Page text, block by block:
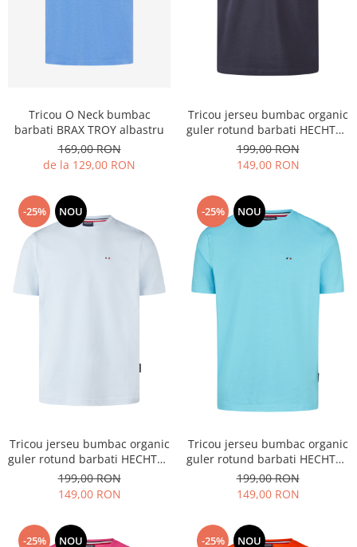
Tricou O Neck bumbac
barbati BRAX TROY albastru
169,00 RON
de la 129,00 RON
Tricou jerseu bumbac organic
guler rotund barbati HECHTER
bleumarin
199,00 RON
149,00 RON
-25% NOU
Tricou jerseu bumbac organic
guler rotund barbati HECHTER
bleu
199,00 RON
149,00 RON
-25% NOU
Tricou jerseu bumbac organic
guler rotund barbati HECHTER
turcoaz deschis
199,00 RON
149,00 RON
-25% NOU -25% NOU